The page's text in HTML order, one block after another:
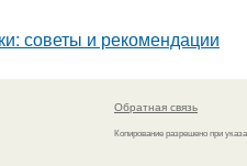
советы и рекомендации
Обратная связь
Копирование разрешено при